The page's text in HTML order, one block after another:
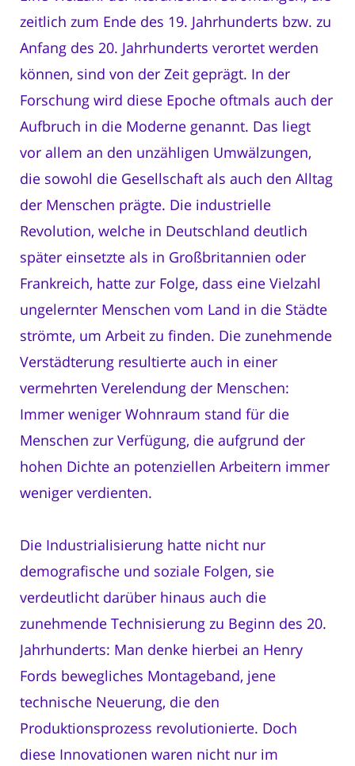
zeitlich zum Ende des 19. Jahrhunderts bzw. zu
Anfang des 20. Jahrhunderts verortet werden
können, sind von der Zeit geprägt. In der
Forschung wird diese Epoche oftmals auch der
Aufbruch in die Moderne genannt. Das liegt
vor allem an den unzähligen Umwälzungen,
die sowohl die Gesellschaft als auch den Alltag
der Menschen prägte. Die industrielle
Revolution, welche in Deutschland deutlich
später einsetzte als in Großbritannien oder
Frankreich, hatte zur Folge, dass eine Vielzahl
ungelernter Menschen vom Land in die Städte
strömte, um Arbeit zu finden. Die zunehmende
Verstädterung resultierte auch in einer
vermehrten Verelendung der Menschen:
Immer weniger Wohnraum stand für die
Menschen zur Verfügung, die aufgrund der
hohen Dichte an potenziellen Arbeitern immer
weniger verdienten.
Die Industrialisierung hatte nicht nur
demografische und soziale Folgen, sie
verdeutlicht darüber hinaus auch die
zunehmende Technisierung zu Beginn des 20.
Jahrhunderts: Man denke hierbei an Henry
Fords bewegliches Montageband, jene
technische Neuerung, die den
Produktionsprozess revolutionierte. Doch
diese Innovationen waren nicht nur im